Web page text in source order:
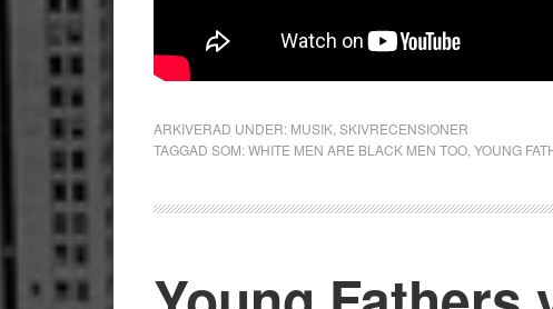
ARKIVERAD UNDER: MUSIK SKIVRECENSIONER
TAGGAD SOM:WHITE MEN ARE BLACK MEN TOO YOUNG